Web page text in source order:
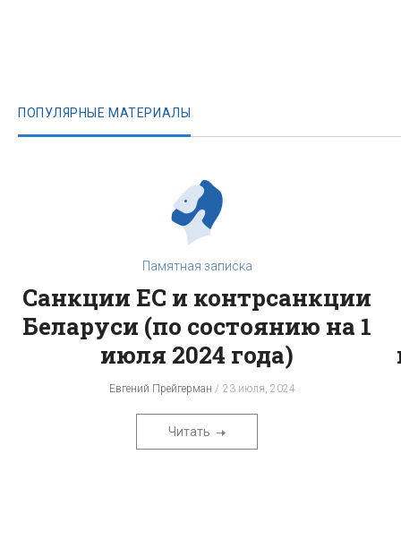
ПОПУЛЯРНЫЕ МАТЕРИАЛЫ
Памятная записка
Санкции ЕС и контрсанкции
Беларуси (по состоянию на 1
июля 2024 года)
Евгений Прейгерман 23 июля, 2024
Читать